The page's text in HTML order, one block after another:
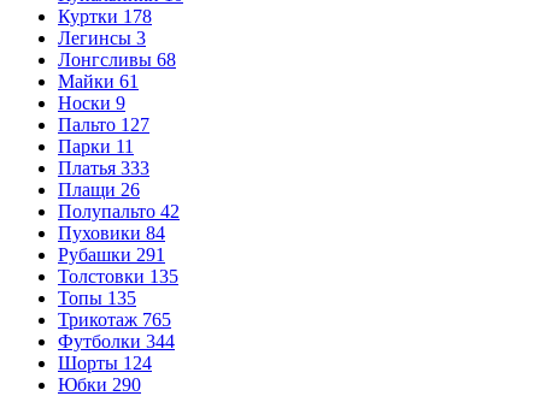
Куртки 178
Легинсы 3
Лонгсливы 68
Майки 61
Носки 9
Пальто 127
Парки 11
Платья 333
Плащи 26
Полупальто 42
Пуховики 84
Рубашки 291
Толстовки 135
Топы 135
Трикотаж 765
Футболки 344
Шорты 124
Юбки 290